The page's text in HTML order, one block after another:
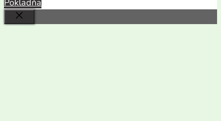
Close